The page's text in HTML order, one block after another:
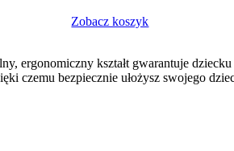
Zobacz koszyk
ergonomiczny kształt gwarantuje
czemu bezpiecznie ułożysz swojego